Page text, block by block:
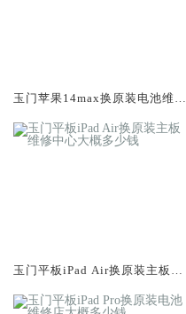
玉门苹果14max换原装电池维修
玉门平板iPad Air换原装主板维